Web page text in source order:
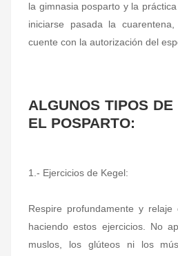
la gimnasia posparto y la
iniciarse pasada la
cuente con la autorización del
ALGUNOS TIPOS
EL POSPARTO:
1.- Ejercicios de Kegel:
Respire profundamente y
haciendo estos ejercicios. No
muslos, los glúteos ni los